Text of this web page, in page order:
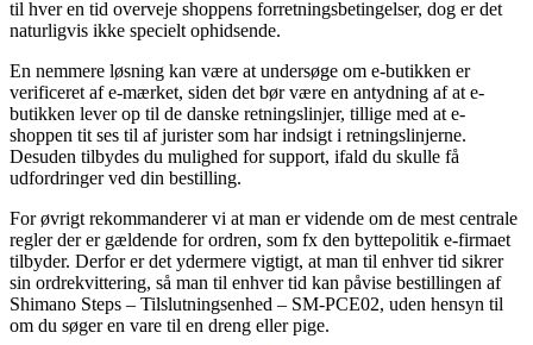
til hver en tid overveje shoppens forretningsbetingelser, dog er det
naturligvis ikke specielt ophidsende.
En nemmere løsning kan være at undersøge om e-butikken er
verificeret af e-mærket, siden det bør være en antydning af at e-
butikken lever op til de danske retningslinjer, tillige med at e-
shoppen tit ses til af jurister som har indsigt i retningslinjerne.
Desuden tilbydes du mulighed for support, ifald du skulle få
udfordringer ved din bestilling.
For øvrigt rekommanderer vi at man er vidende om de mest centrale
regler der er gældende for ordren, som fx den byttepolitik e-firmaet
tilbyder. Derfor er det ydermere vigtigt, at man til enhver tid sikrer
sin ordrekvittering, så man til enhver tid kan påvise bestillingen af
Shimano Steps – Tilslutningsenhed – SM-PCE02, uden hensyn til
om du søger en vare til en dreng eller pige.